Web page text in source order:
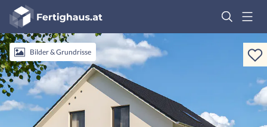
Fertighaus
Logo
AnmeldenBilder & Grundrisse